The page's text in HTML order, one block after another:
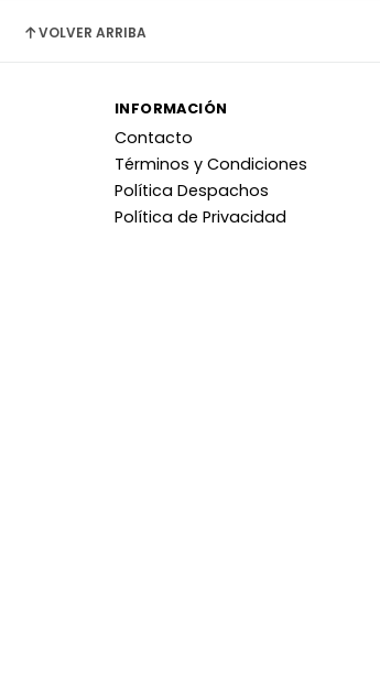
VOLVER ARRIBA
INFORMACIÓN
Contacto
Términos y Condiciones
Política Despachos
Política de Privacidad